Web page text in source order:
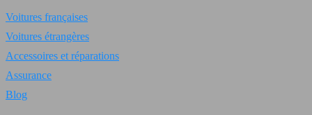
Voitures françaises
Voitures étrangères
Accessoires et réparations
Assurance
Blog